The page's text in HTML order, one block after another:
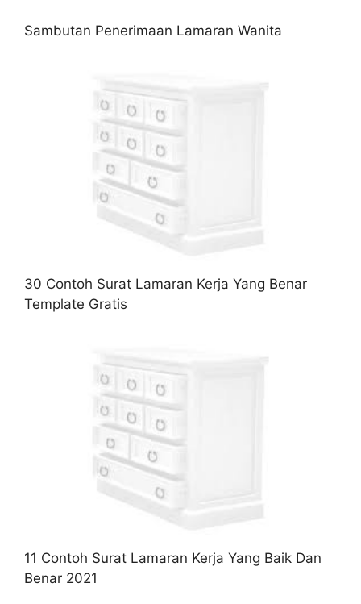
Sambutan Penerimaan Lamaran Wanita
30 Contoh Surat Lamaran Kerja Yang Benar
Template Gratis
11 Contoh Surat Lamaran Kerja Yang Baik Dan
Benar 2021